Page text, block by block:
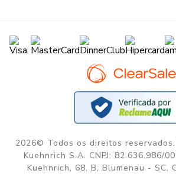
2026© Todos os direitos
Kuehnrich S.A. CNPJ: 82.636.986/
Kuehnrich, 68, B, Blumenau - SC,